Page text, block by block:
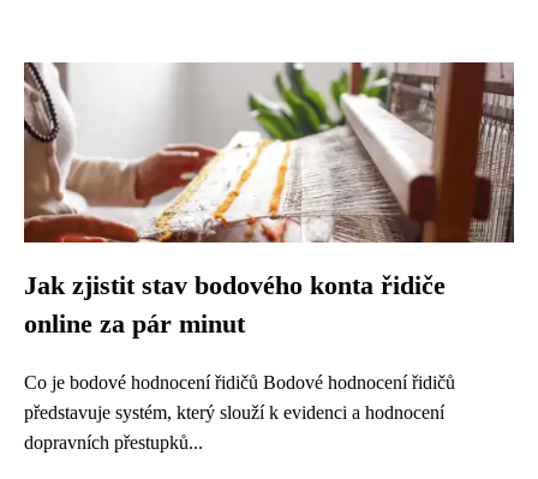
Jak zjistit stav bodového konta řidiče
online za pár minut
Co je bodové hodnocení řidičů Bodové hodnocení řidičů
představuje systém, který slouží k evidenci a hodnocení
dopravních přestupků...